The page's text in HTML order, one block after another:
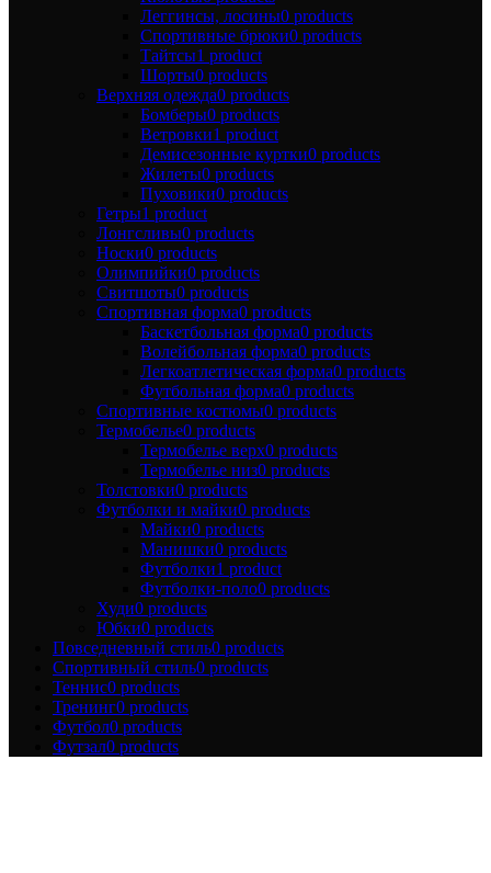
Леггинсы, лосины0 products
Спортивные брюки0 products
Тайтсы1 product
Шорты0 products
Верхняя одежда0 products
Бомберы0 products
Ветровки1 product
Демисезонные куртки0 products
Жилеты0 products
Пуховики0 products
Гетры1 product
Лонгсливы0 products
Носки0 products
Олимпийки0 products
Свитшоты0 products
Спортивная форма0 products
Баскетбольная форма0 products
Волейбольная форма0 products
Легкоатлетическая форма0 products
Футбольная форма0 products
Спортивные костюмы0 products
Термобелье0 products
Термобелье верх0 products
Термобелье низ0 products
Толстовки0 products
Футболки и майки0 products
Майки0 products
Манишки0 products
Футболки1 product
Футболки-поло0 products
Худи0 products
Юбки0 products
Повседневный стиль0 products
Спортивный стиль0 products
Теннис0 products
Тренинг0 products
Футбол0 products
Футзал0 products